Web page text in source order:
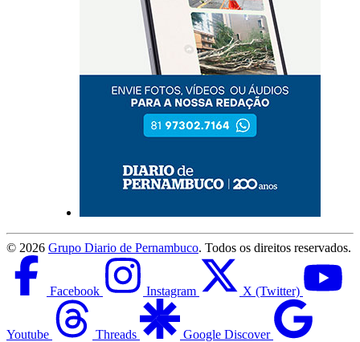
© 2026 Grupo Diario de Pernambuco. Todos os direitos reservados.
Facebook Instagram X (Twitter)
Youtube Threads Google Discover